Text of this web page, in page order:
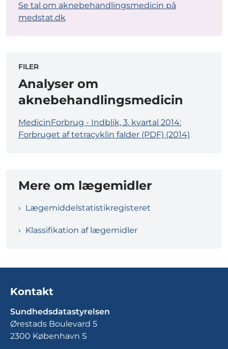
Se tal om aknebehandlingsmedicin på
medstat.dk
FILER
Analyser om
aknebehandlingsmedicin
MedicinForbrug - Indblik, 3. kvartal 2014:
Forbruget af tetracyklin falder (PDF) (2014)
Mere om lægemidler
Lægemiddelstatistikregisteret
Klassifikation af lægemidler
Kontakt
Sundhedsdatastyrelsen
Ørestads Boulevard 5
2300 København S